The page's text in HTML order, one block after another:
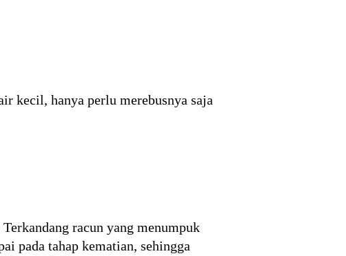
kecil, hanya perlu merebusnya saja
racun yang menumpuk
pada tahap kematian, sehingga